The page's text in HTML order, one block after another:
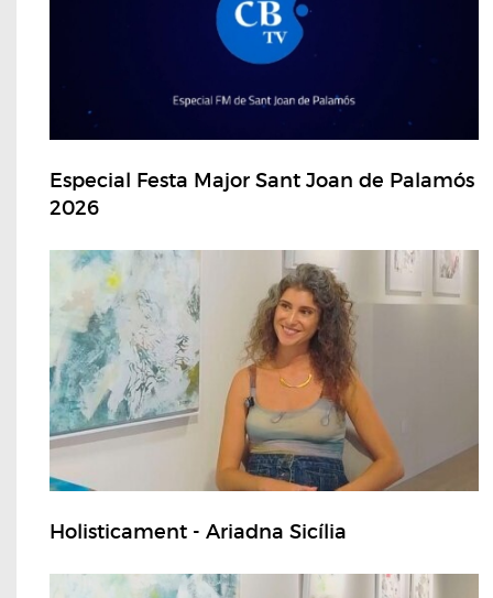
Especial Festa Major Sant Joan de Palamós
2026
Holisticament - Ariadna Sicília